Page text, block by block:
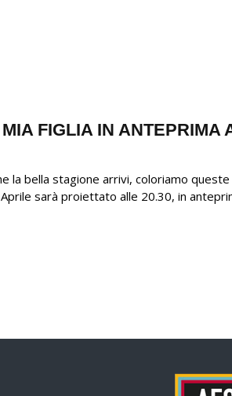
FIGLIA IN ANTEPRIMA
la bella stagione arrivi, coloriamo
sarà proiettato alle 20.30, in